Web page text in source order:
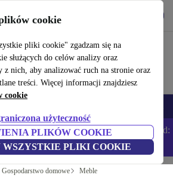
cookie
pliki cookie" zgadzam się na
służących do celów analizy oraz
z nich, aby analizować ruch na stronie oraz
treści. Więcej informacji znajdziesz
cookie
użyteczność
PLIKÓW COOKIE
WSZYSTKIE PLIKI COOKIE
i łatwo
5% na wszystkich iPhone’ach – Kod:
Gospodarstwo domowe Meble